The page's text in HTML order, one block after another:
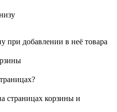
при добавлении в неё товара
?
страницах корзины и